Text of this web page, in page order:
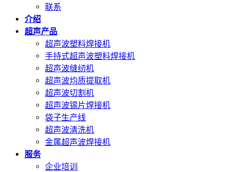
联系
介绍
超声产品
超声波塑料焊接机
手持式超声波塑料焊接机
超声波缝纫机
超声波均质提取机
超声波切割机
超声波锡片焊接机
袋子生产线
超声波清洗机
金属超声波焊接机
服务
企业培训